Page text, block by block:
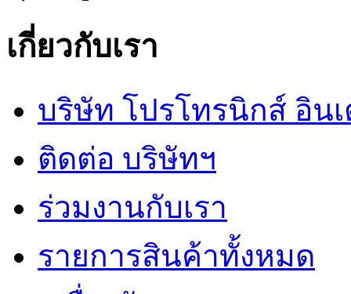
เกี่ยวกับเรา
บริษัท โปรโทรนิกส์ อิน
ติดต่อ บริษัทฯ
ร่วมงานกับเรา
รายการสินค้าทั้งหมด